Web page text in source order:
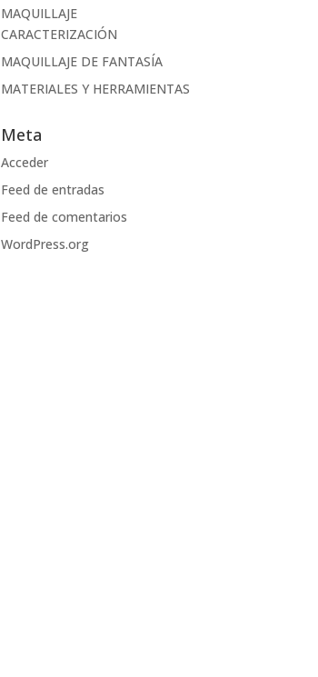
MAQUILLAJE
CARACTERIZACIÓN
MAQUILLAJE DE FANTASÍA
MATERIALES Y HERRAMIENTAS
Meta
Acceder
Feed de entradas
Feed de comentarios
WordPress.org